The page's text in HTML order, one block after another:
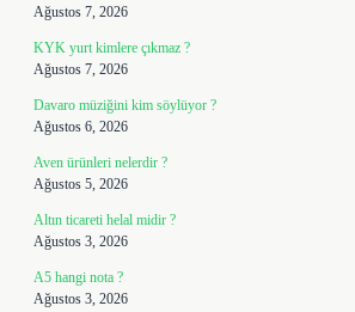
Ağustos 7, 2026
KYK yurt kimlere çıkmaz ?
Ağustos 7, 2026
Davaro müziğini kim söylüyor ?
Ağustos 6, 2026
Aven ürünleri nelerdir ?
Ağustos 5, 2026
Altın ticareti helal midir ?
Ağustos 3, 2026
A5 hangi nota ?
Ağustos 3, 2026